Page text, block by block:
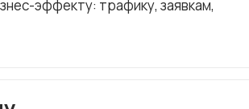
эффекту: трафику, заявкам,